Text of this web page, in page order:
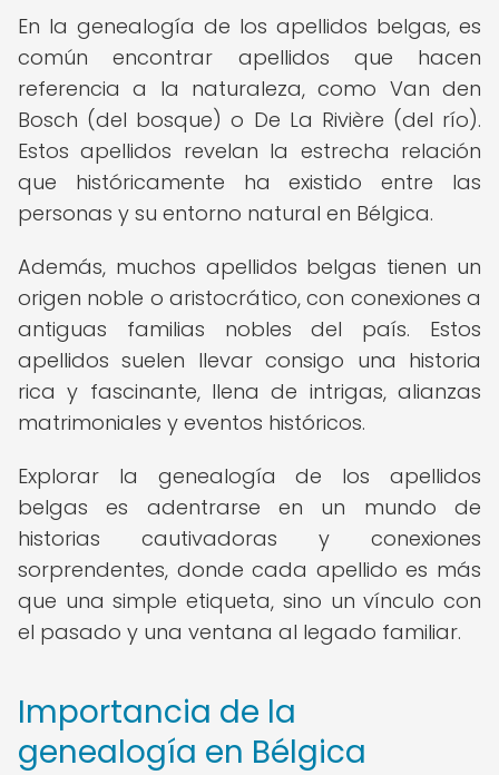
En la genealogía de los apellidos belgas, es
común encontrar apellidos que hacen
referencia a la naturaleza, como Van den
Bosch (del bosque) o De La Rivière (del río).
Estos apellidos revelan la estrecha relación
que históricamente ha existido entre las
personas y su entorno natural en Bélgica.
Además, muchos apellidos belgas tienen un
origen noble o aristocrático, con conexiones a
antiguas familias nobles del país. Estos
apellidos suelen llevar consigo una historia
rica y fascinante, llena de intrigas, alianzas
matrimoniales y eventos históricos.
Explorar la genealogía de los apellidos
belgas es adentrarse en un mundo de
historias cautivadoras y conexiones
sorprendentes, donde cada apellido es más
que una simple etiqueta, sino un vínculo con
el pasado y una ventana al legado familiar.
Importancia de la
genealogía en Bélgica